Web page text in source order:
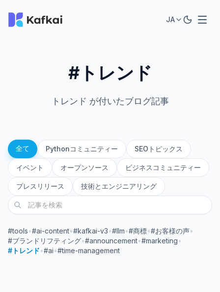
JA
#トレンド
トレンド が付いたブログ記事
全て Pythonコミュニティー SEOトピックス
イベント オープンソース ビジネスコミュニティー
プレスリリース 技術とエンジニアリング
#tools•#ai-content•#kafkai-v3•#llm•#商標•#お客様の声•
#ブランドリフティング•#announcement•#marketing•
#トレンド•#ai•#time-management